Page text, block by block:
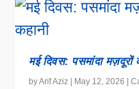
मई दिवस: पसमांदा
byArif Aziz May 12, 2026 |